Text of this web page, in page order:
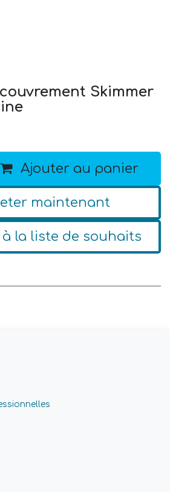
Skimmer
Ajouter au panier
maintenant
la liste de souhaits